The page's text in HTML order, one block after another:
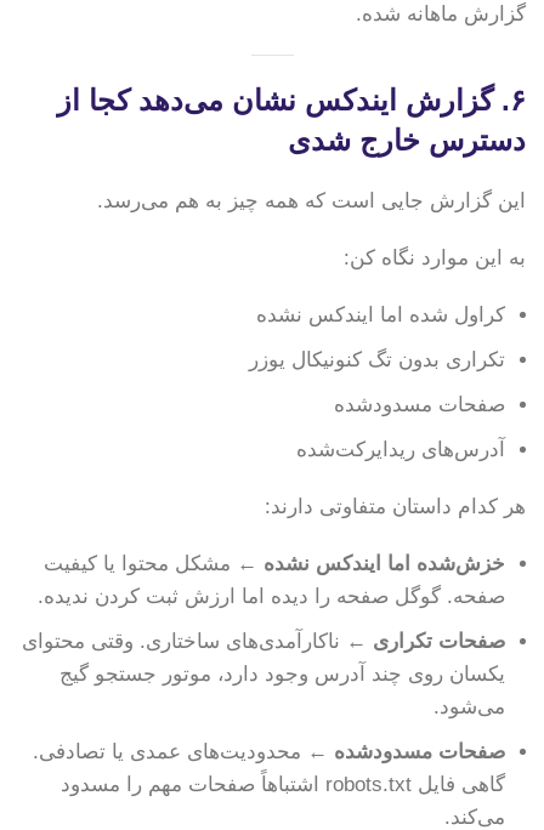
گزارش ماهانه شده.
۶. گزارش ایندکس نشان می‌دهد کجا از
دسترس خارج شدی
این گزارش جایی است که همه چیز به هم می‌رسد.
به این موارد نگاه کن:
کراول شده اما ایندکس نشده
تکراری بدون تگ کنونیکال یوزر
صفحات مسدودشده
آدرس‌های ریدایرکت‌شده
هر کدام داستان متفاوتی دارند:
خزش‌شده اما ایندکس نشده ← مشکل محتوا یا کیفیت
صفحه. گوگل صفحه را دیده اما ارزش ثبت کردن ندیده.
صفحات تکراری ← ناکارآمدی‌های ساختاری. وقتی محتوای
یکسان روی چند آدرس وجود دارد، موتور جستجو گیج
می‌شود.
صفحات مسدودشده ← محدودیت‌های عمدی یا تصادفی.
گاهی فایل robots.txt اشتباهاً صفحات مهم را مسدود
می‌کند.